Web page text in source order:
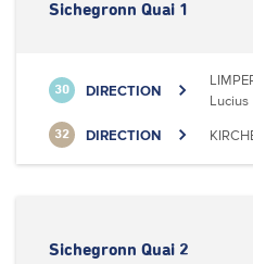
Sichegronn Quai 1
30 DIRECTION
Lucius
32 DIRECTION
Sichegronn Quai 2